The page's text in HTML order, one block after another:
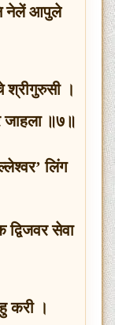
नेलें आपुले
श्रीगुरुसी ।
जाहला ॥७॥
लिंग
सेवा
करी ।